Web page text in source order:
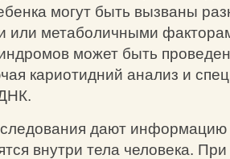
могут быть вызваны
или метаболичными
может быть
кариотидний анализ и
дают информацию
внутри тела человека.